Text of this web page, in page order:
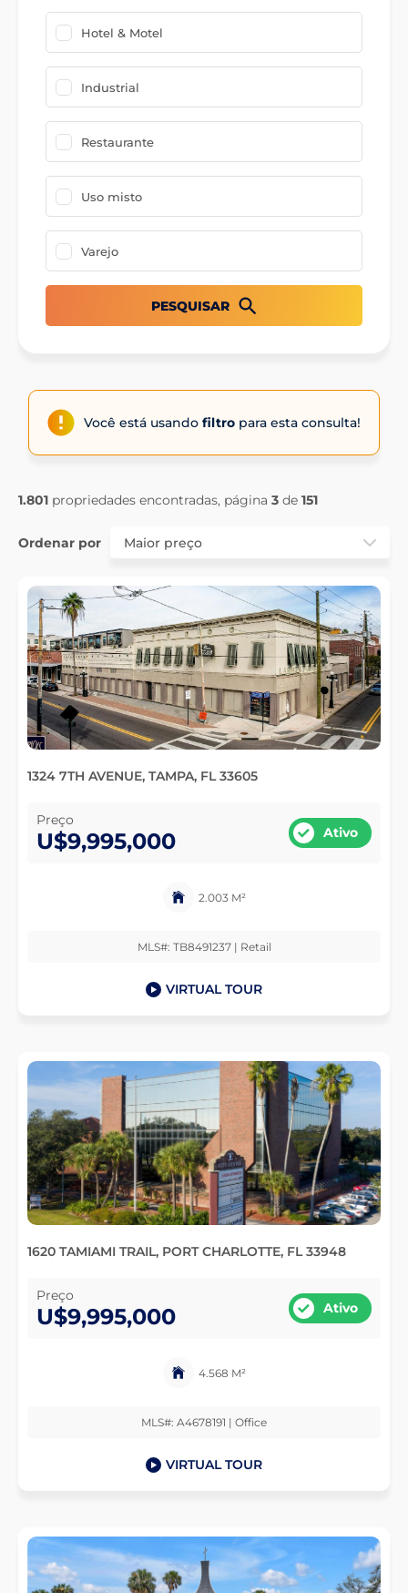
Hotel & Motel
Industrial
Restaurante
Uso misto
Varejo
PESQUISAR
Você está usando filtro para esta consulta!
1.801 propriedades encontradas, página 3 de 151
Ordenar por
1324 7TH AVENUE, TAMPA, FL 33605
Preço
U$9,995,000 Ativo
2.003 M²
MLS#: TB8491237 | Retail
VIRTUAL TOUR
1620 TAMIAMI TRAIL, PORT CHARLOTTE, FL 33948
Preço
U$9,995,000 Ativo
4.568 M²
MLS#: A4678191 | Office
VIRTUAL TOUR